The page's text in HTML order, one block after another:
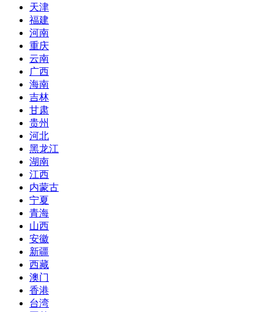
天津
福建
河南
重庆
云南
广西
海南
吉林
甘肃
贵州
河北
黑龙江
湖南
江西
内蒙古
宁夏
青海
山西
安徽
新疆
西藏
澳门
香港
台湾